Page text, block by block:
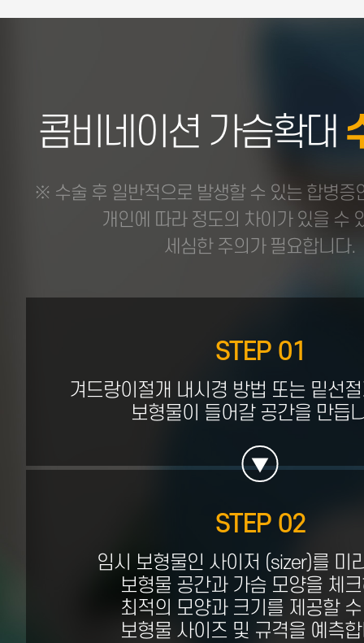
콤비네이션 가슴확대
※ 수술 후 일반적으로 발생할 수 있는 합병증
개인에 따라 정도의 차이가 있을 수
세심한 주의가 필요합니다.
STEP 01
겨드랑이절개 내시경 방법 또는 밑선
보형물이 들어갈 공간을 만듭
STEP 02
임시 보형물인 사이저 (sizer)를 미
보형물 공간과 가슴 모양을 체
최적의 모양과 크기를 제공할
보형물 사이즈 및 규격을 예측